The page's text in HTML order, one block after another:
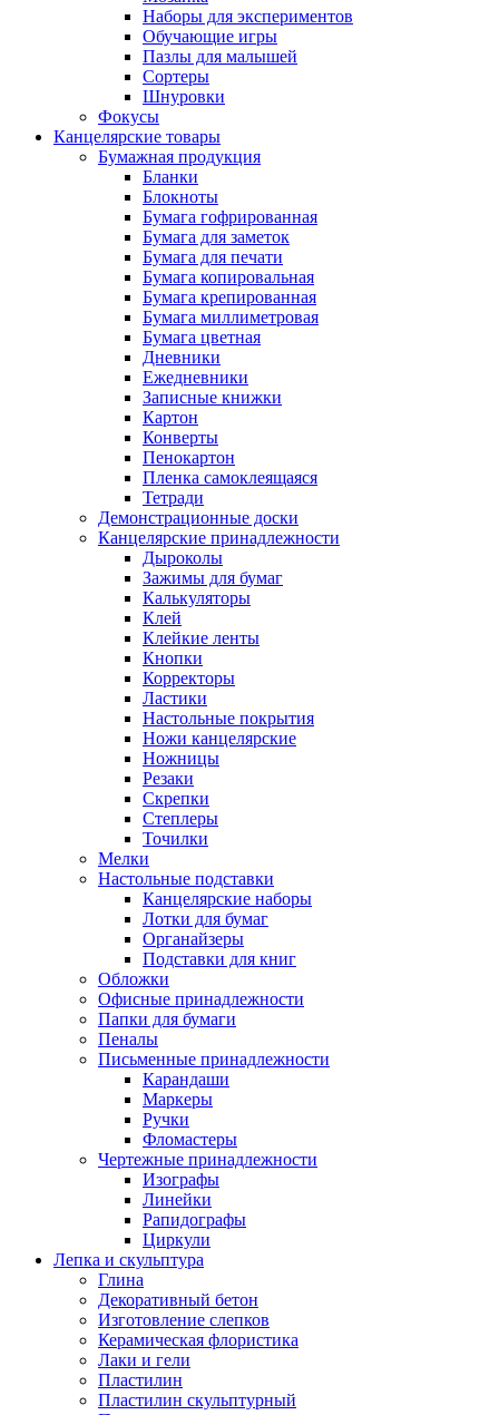
Наборы для экспериментов
Обучающие игры
Пазлы для малышей
Сортеры
Шнуровки
Фокусы
Канцелярские товары
Бумажная продукция
Бланки
Блокноты
Бумага гофрированная
Бумага для заметок
Бумага для печати
Бумага копировальная
Бумага крепированная
Бумага миллиметровая
Бумага цветная
Дневники
Ежедневники
Записные книжки
Картон
Конверты
Пенокартон
Пленка самоклеящаяся
Тетради
Демонстрационные доски
Канцелярские принадлежности
Дыроколы
Зажимы для бумаг
Калькуляторы
Клей
Клейкие ленты
Кнопки
Корректоры
Ластики
Настольные покрытия
Ножи канцелярские
Ножницы
Резаки
Скрепки
Степлеры
Точилки
Мелки
Настольные подставки
Канцелярские наборы
Лотки для бумаг
Органайзеры
Подставки для книг
Обложки
Офисные принадлежности
Папки для бумаги
Пеналы
Письменные принадлежности
Карандаши
Маркеры
Ручки
Фломастеры
Чертежные принадлежности
Изографы
Линейки
Рапидографы
Циркули
Лепка и скульптура
Глина
Декоративный бетон
Изготовление слепков
Керамическая флористика
Лаки и гели
Пластилин
Пластилин скульптурный